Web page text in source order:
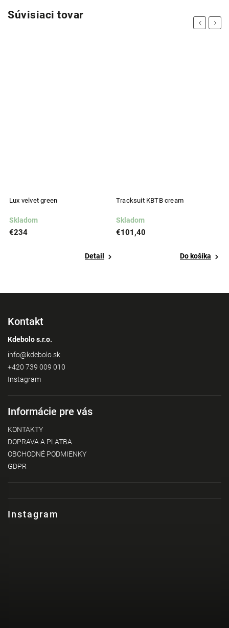
Súvisiaci tovar
Previous
Lux velvet green
Skladom
€234
Detail
Tracksuit KBTB cream
Skladom
€101,40
Do košíka
Next
Instagram
Kontakt
Kdebolo s.r.o.
info@kdebolo.sk
+420 739 009 010
Instagram
Informácie pre vás
KONTAKTY
DOPRAVA A PLATBA
OBCHODNÉ PODMIENKY
GDPR